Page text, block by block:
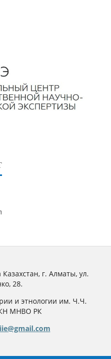
г. Алматы, ул.
28.
и этнологии им. Ч.Ч.
МНВО РК